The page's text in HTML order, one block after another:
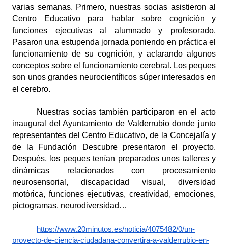
varias semanas. Primero, nuestras socias asistieron al
Centro Educativo para hablar sobre cognición y
funciones ejecutivas al alumnado y profesorado.
Pasaron una estupenda jornada poniendo en práctica el
funcionamiento de su cognición, y aclarando algunos
conceptos sobre el funcionamiento cerebral. Los peques
son unos grandes neurocientíficos súper interesados en
el cerebro.
Nuestras socias también participaron en el acto
inaugural del Ayuntamiento de Valderrubio donde junto
representantes del Centro Educativo, de la Concejalía y
de la Fundación Descubre presentaron el proyecto.
Después, los peques tenían preparados unos talleres y
dinámicas relacionados con procesamiento
neurosensorial, discapacidad visual, diversidad
motórica, funciones ejecutivas, creatividad, emociones,
pictogramas, neurodiversidad…
https://www.20minutos.es/noticia/4075482/0/un-
proyecto-de-ciencia-ciudadana-convertira-a-valderrubio-en-